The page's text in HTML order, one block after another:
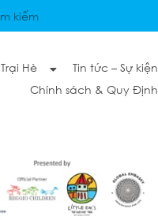
Trại Hè
Tin tức – Sự kiện
Chính sách & Quy Định